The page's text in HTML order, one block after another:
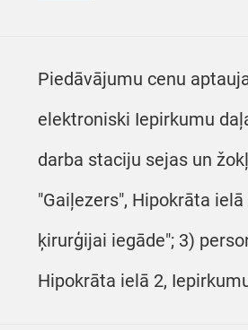
Piedāvājumu cenu
elektroniski Iepirkumu
darba staciju sejas un
"Gaiļezers", Hipokrāta
ķirurģijai iegāde"; 3)
Hipokrāta ielā 2,